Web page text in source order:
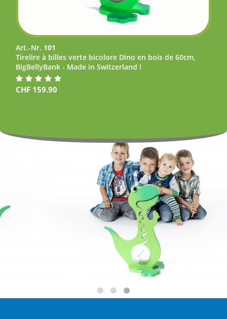
Art.-Nr. 101
Tirelire à billes verte bicolore Dino en bois de 60cm,
BigBellyBank - Made in Switzerland !
CHF 159.90